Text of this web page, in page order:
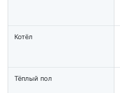
Котёл
Тёплый пол